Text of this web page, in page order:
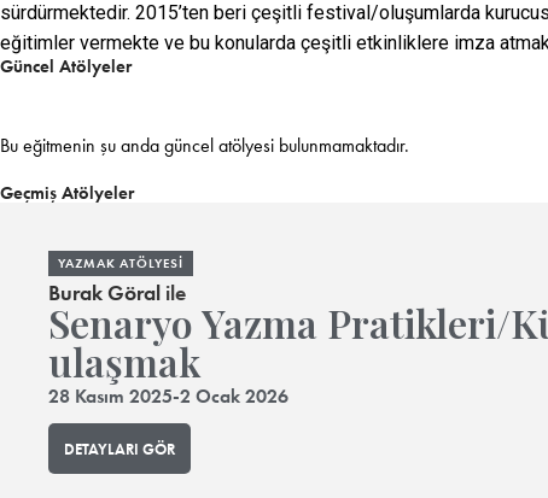
sürdürmektedir. 2015’ten beri çeşitli festival/oluşumlarda
eğitimler vermekte ve bu konularda çeşitli etkinliklere imza
Güncel Atölyeler
Bu eğitmenin şu anda güncel atölyesi bulunmamaktadır.
Geçmiş Atölyeler
YAZMAK ATÖLYESI
Burak Göral ile
Senaryo Yazma Pratikleri/
ulaşmak
28 Kasım 2025-2 Ocak 2026
DETAYLARI GÖR